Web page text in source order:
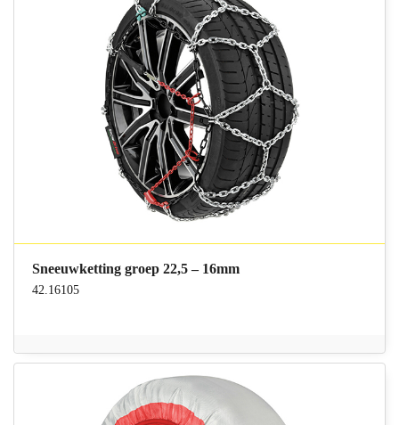
Sneeuwketting groep 22,5 – 16mm
42.16105